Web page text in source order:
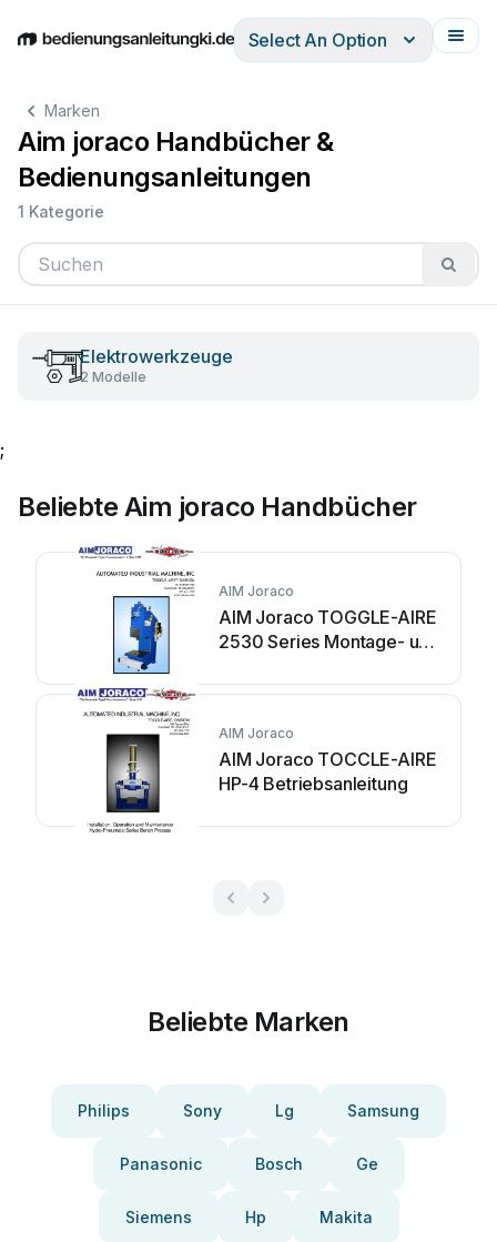
EnglishDeutschEspañolItalianoFrançais
Select An Option
Marken
Aim joraco Handbücher &
Bedienungsanleitungen
1 Kategorie
Elektrowerkzeuge
2 Modelle
;
Beliebte Aim joraco Handbücher
AIM Joraco
AIM Joraco TOGGLE-AIRE
2530 Series Montage- und
AIM Joraco
AIM Joraco TOCCLE-AIRE
HP-4 Betriebsanleitung
Beliebte Marken
Philips Sony Lg Samsung
Panasonic Bosch Ge
Siemens Hp Makita